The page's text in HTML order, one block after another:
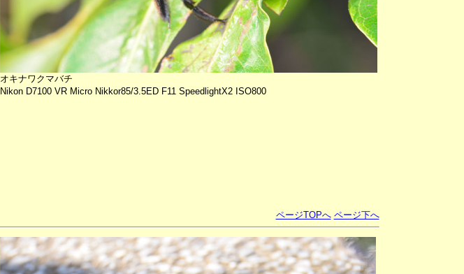
オキナワクマバチ
Nikon D7100 VR Micro Nikkor85/3.5ED F11 SpeedlightX2 ISO800
ページTOPへ ページ下へ